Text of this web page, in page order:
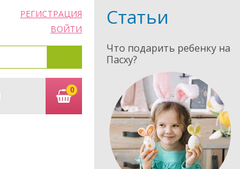
РЕГИСТРАЦИЯ
ВОЙТИ
0
Статьи
Что подарить ребенку на
Пасху?